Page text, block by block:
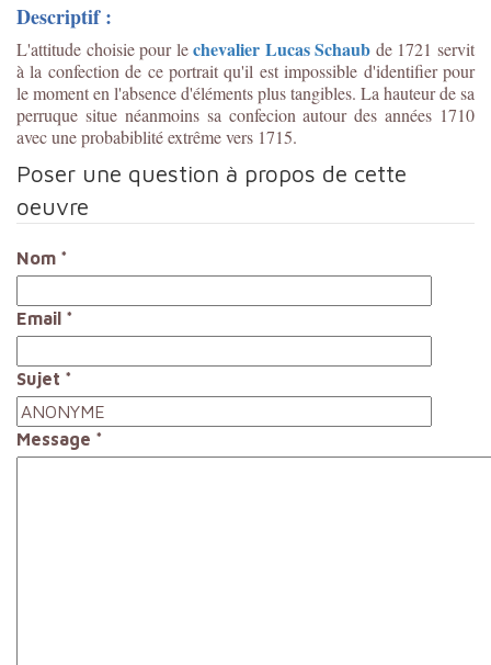
Descriptif :
L'attitude choisie pour lechevalier Lucas Schaub de 1721 servit
à la confection de ce portrait qu'il est impossible d'identifier pour
le moment en l'absence d'éléments plus tangibles. La hauteur de sa
perruque situe néanmoins sa confecion autour des années 1710
avec une probabiblité extrême vers 1715.
Poser une question à propos de cette
oeuvre
Nom *
Email *
Sujet *
Message *